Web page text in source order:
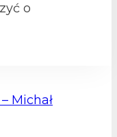
o
Michał